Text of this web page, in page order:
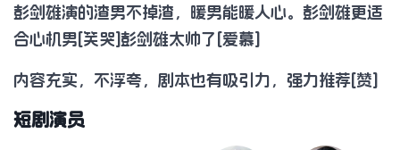
彭剑雄演的渣男不掉渣，暖男能暖人心。彭剑雄更适
合心机男[笑哭]彭剑雄太帅了[爱慕]
内容充实，不浮夸，剧本也有吸引力，强力推荐[赞]
短剧演员